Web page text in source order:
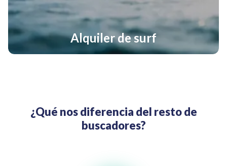
Alquiler de surf
¿Qué nos diferencia del resto de
buscadores?